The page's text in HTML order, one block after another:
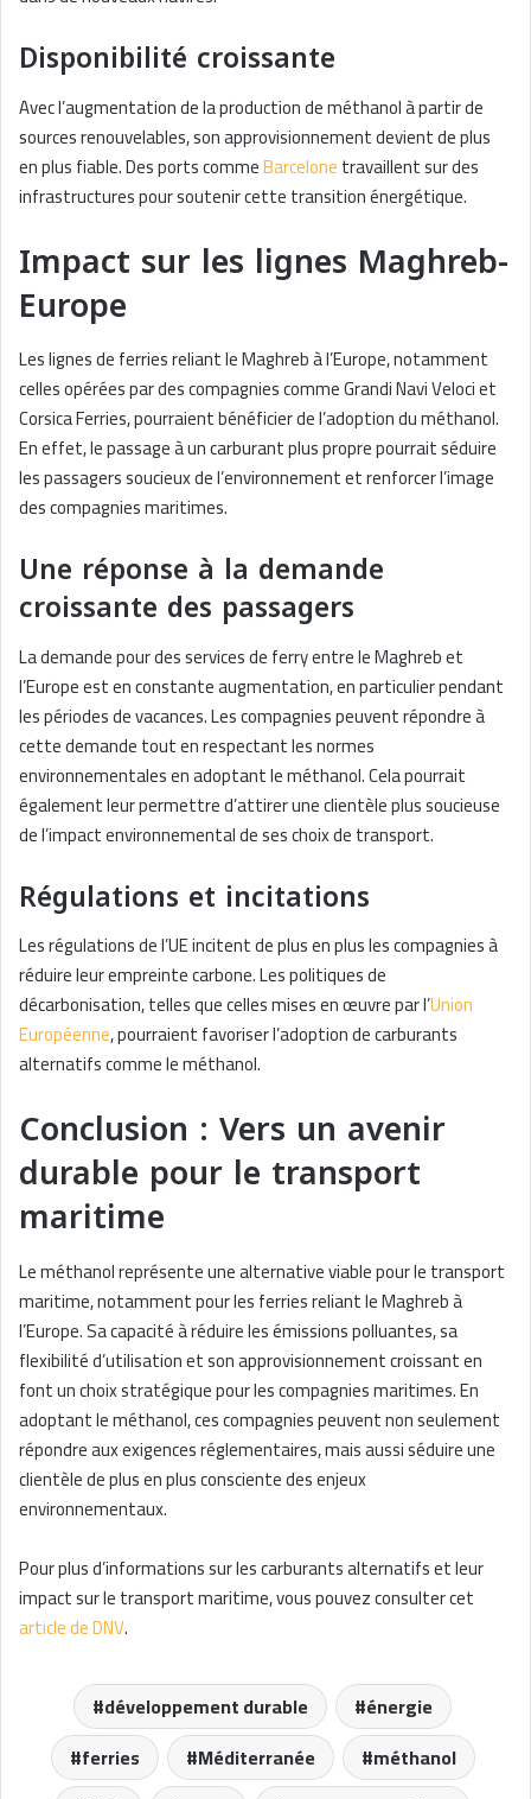
Disponibilité croissante
Avec l’augmentation de la production de méthanol à partir de
sources renouvelables, son approvisionnement devient de plus
en plus fiable. Des ports commeBarcelonetravaillent sur des
infrastructures pour soutenir cette transition énergétique.
Impact sur les lignes Maghreb-
Europe
Les lignes de ferries reliant le Maghreb à l’Europe, notamment
celles opérées par des compagnies comme Grandi Navi Veloci et
Corsica Ferries, pourraient bénéficier de l’adoption du méthanol.
En effet, le passage à un carburant plus propre pourrait séduire
les passagers soucieux de l’environnement et renforcer l’image
des compagnies maritimes.
Une réponse à la demande
croissante des passagers
La demande pour des services de ferry entre le Maghreb et
l’Europe est en constante augmentation, en particulier pendant
les périodes de vacances. Les compagnies peuvent répondre à
cette demande tout en respectant les normes
environnementales en adoptant le méthanol. Cela pourrait
également leur permettre d’attirer une clientèle plus soucieuse
de l’impact environnemental de ses choix de transport.
Régulations et incitations
Les régulations de l’UE incitent de plus en plus les compagnies à
réduire leur empreinte carbone. Les politiques de
décarbonisation, telles que celles mises en œuvre par l’Union
Européenne, pourraient favoriser l’adoption de carburants
alternatifs comme le méthanol.
Conclusion : Vers un avenir
durable pour le transport
maritime
Le méthanol représente une alternative viable pour le transport
maritime, notamment pour les ferries reliant le Maghreb à
l’Europe. Sa capacité à réduire les émissions polluantes, sa
flexibilité d’utilisation et son approvisionnement croissant en
font un choix stratégique pour les compagnies maritimes. En
adoptant le méthanol, ces compagnies peuvent non seulement
répondre aux exigences réglementaires, mais aussi séduire une
clientèle de plus en plus consciente des enjeux
environnementaux.
Pour plus d’informations sur les carburants alternatifs et leur
impact sur le transport maritime, vous pouvez consulter cet
article de DNV.
développement durable
énergie
ferries
Méditerranée
méthanol